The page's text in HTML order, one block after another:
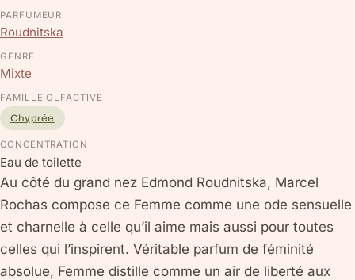
PARFUMEUR
Roudnitska
GENRE
Mixte
FAMILLE OLFACTIVE
Chyprée
CONCENTRATION
Eau de toilette
Au côté du grand nez Edmond Roudnitska, Marcel
Rochas compose ce Femme comme une ode sensuelle
et charnelle à celle qu’il aime mais aussi pour toutes
celles qui l’inspirent. Véritable parfum de féminité
absolue, Femme distille comme un air de liberté aux